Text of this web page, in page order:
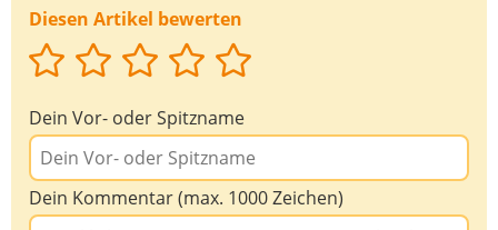
Diesen Artikel bewerten
Dein Vor- oder Spitzname
Dein Kommentar (max. 1000 Zeichen)